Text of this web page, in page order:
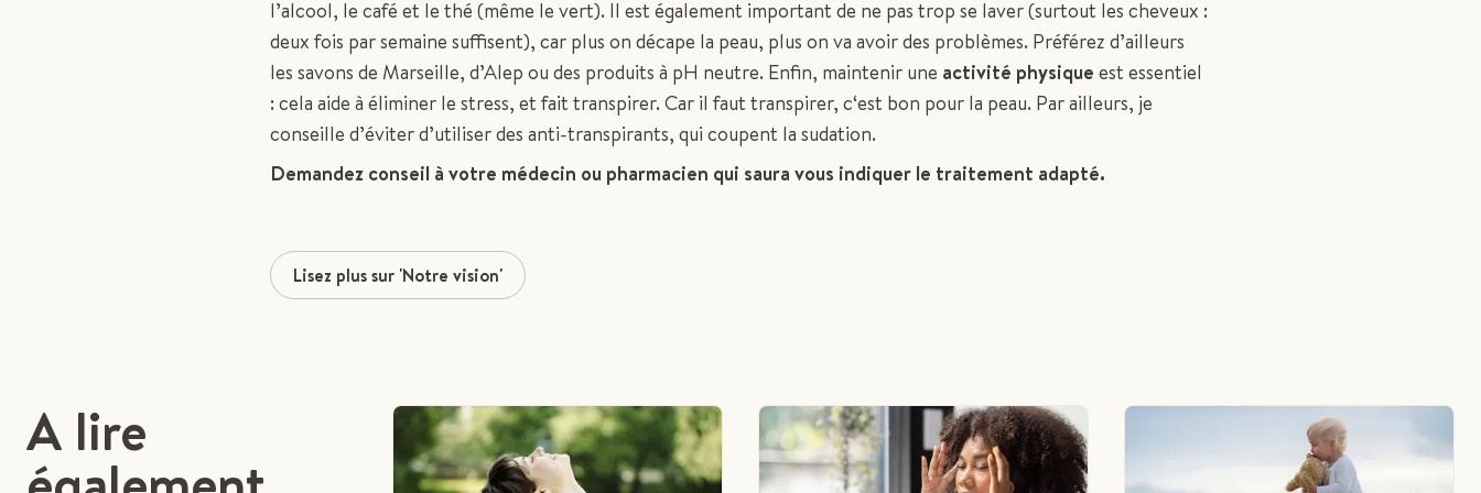
l’alcool, le café et le thé (même le vert). Il est également important de ne pas trop se laver (surtout les cheveux :
deux fois par semaine suffisent), car plus on décape la peau, plus on va avoir des problèmes. Préférez d’ailleurs
les savons de Marseille, d’Alep ou des produits à pH neutre. Enfin, maintenir une activité physique est essentiel
: cela aide à éliminer le stress, et fait transpirer. Car il faut transpirer, c‘est bon pour la peau. Par ailleurs, je
conseille d’éviter d’utiliser des anti-transpirants, qui coupent la sudation.
Demandez conseil à votre médecin ou pharmacien qui saura vous indiquer le traitement adapté.
Lisez plus sur 'Notre vision'
A lire